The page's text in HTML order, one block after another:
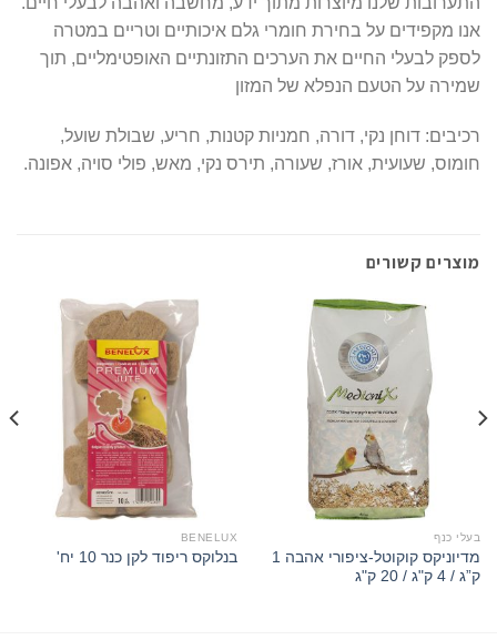
אנו מקפידים על בחירת חומרי גלם איכותיים וטריים במטרה
לספק לבעלי החיים את הערכים התזונתיים האופטימליים, תוך
שמירה על הטעם הנפלא של המזון
רכיבים: דוחן נקי, דורה, חמניות קטנות, חריע, שבולת שועל,
חומוס, שעועית, אורז, שעורה, תירס נקי, מאש, פולי סויה, אפונה.
מוצרים קשורים
בעלי כנף
מדיוניקס קוקוטל-ציפורי אהבה 1
ק”ג / 4 ק"ג / 20 ק"ג
BENELUX
בנלוקס ריפוד לקן כנר 10 יח'